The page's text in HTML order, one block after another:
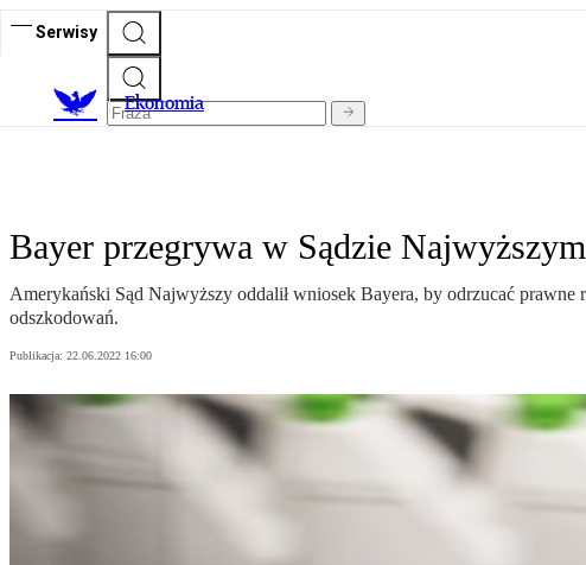
Serwisy
Ekonomia
Bayer przegrywa w Sądzie
Amerykański Sąd Najwyższy oddalił wniosek Bayera, by odrzucać
odszkodowań.
Publikacja: 22.06.2022 16:00